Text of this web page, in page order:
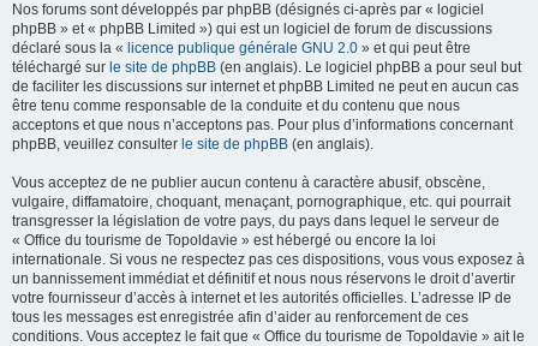
Nos forums sont développés par phpBB (désignés ci-après par « logiciel
phpBB » et « phpBB Limited ») qui est un logiciel de forum de discussions
déclaré sous la « licence publique générale GNU 2.0 » et qui peut être
téléchargé sur le site de phpBB (en anglais). Le logiciel phpBB a pour seul but
de faciliter les discussions sur internet et phpBB Limited ne peut en aucun cas
être tenu comme responsable de la conduite et du contenu que nous
acceptons et que nous n’acceptons pas. Pour plus d’informations concernant
phpBB, veuillez consulter le site de phpBB (en anglais).
Vous acceptez de ne publier aucun contenu à caractère abusif, obscène,
vulgaire, diffamatoire, choquant, menaçant, pornographique, etc. qui pourrait
transgresser la législation de votre pays, du pays dans lequel le serveur de
« Office du tourisme de Topoldavie » est hébergé ou encore la loi
internationale. Si vous ne respectez pas ces dispositions, vous vous exposez à
un bannissement immédiat et définitif et nous nous réservons le droit d’avertir
votre fournisseur d’accès à internet et les autorités officielles. L’adresse IP de
tous les messages est enregistrée afin d’aider au renforcement de ces
conditions. Vous acceptez le fait que « Office du tourisme de Topoldavie » ait le